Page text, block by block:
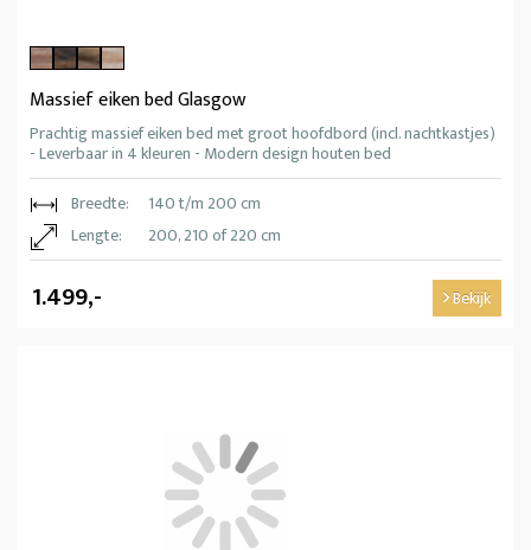
Massief eiken bed Glasgow
Prachtig massief eiken bed met groot hoofdbord (incl. nachtkastjes)
- Leverbaar in 4 kleuren - Modern design houten bed
Breedte:
140 t/m 200 cm
Lengte:
200, 210 of 220 cm
1.499,- Bekijk